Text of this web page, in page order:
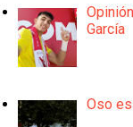
García
Oso